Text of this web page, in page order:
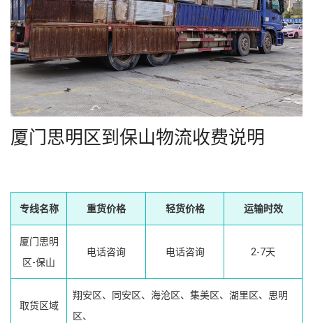
厦门思明区到保山物流收费说明
专线名称 重货价格 轻货价格 运输时效
厦门思明
区-保山
电话咨询 电话咨询 2-7天
取货区域
翔安区、同安区、海沧区、集美区、湖里区、思明
区、